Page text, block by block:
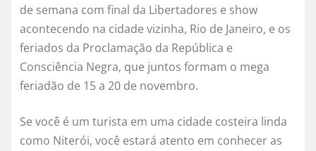
de semana com final da Libertadores e show
acontecendo na cidade vizinha, Rio de Janeiro, e os
feriados da Proclamação da República e
Consciência Negra, que juntos formam o mega
feriadão de 15 a 20 de novembro.
Se você é um turista em uma cidade costeira linda
como Niterói, você estará atento em conhecer as